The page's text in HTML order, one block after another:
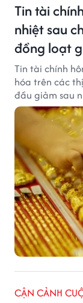
Tin tài
nhiệt sau
đồng loạt
Tin tài chính
hóa trên các
đầu giảm sau
tại ngân hàng
đỉnh mới.
CẬN CẢNH